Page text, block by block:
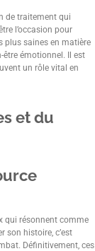
de traitement qui
l’occasion pour
plus saines en matière
être émotionnel. Il est
un rôle vital en
et du
qui résonnent comme
son histoire, c’est
Définitivement, ces